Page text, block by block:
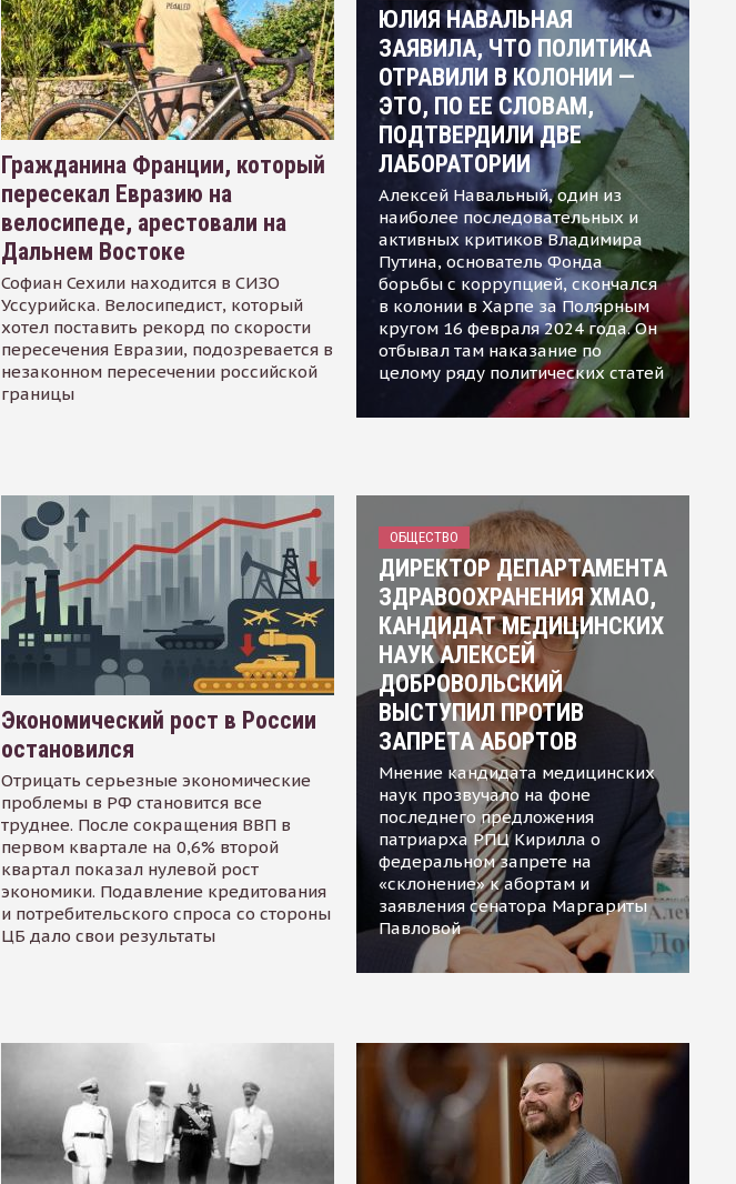
Гражданина Франции, который
пересекал Евразию на
велосипеде, арестовали на
Дальнем Востоке
Софиан Сехили находится в СИЗО
Уссурийска. Велосипедист, который
хотел поставить рекорд по скорости
пересечения Евразии, подозревается в
незаконном пересечении российской
границы
ЮЛИЯ НАВАЛЬНАЯ
ЗАЯВИЛА, ЧТО ПОЛИТИКА
ОТРАВИЛИ В КОЛОНИИ —
ЭТО, ПО ЕЕ СЛОВАМ,
ПОДТВЕРДИЛИ ДВЕ
ЛАБОРАТОРИИ
Алексей Навальный, один из
наиболее последовательных и
активных критиков Владимира
Путина, основатель Фонда
борьбы с коррупцией, скончался
в колонии в Харпе за Полярным
кругом 16 февраля 2024 года. Он
отбывал там наказание по
целому ряду политических статей
Экономический рост в России
остановился
Отрицать серьезные экономические
проблемы в РФ становится все
труднее. После сокращения ВВП в
первом квартале на 0,6% второй
квартал показал нулевой рост
экономики. Подавление кредитования
и потребительского спроса со стороны
ЦБ дало свои результаты
ОБЩЕСТВО
ДИРЕКТОР ДЕПАРТАМЕНТА
ЗДРАВООХРАНЕНИЯ ХМАО,
КАНДИДАТ МЕДИЦИНСКИХ
НАУК АЛЕКСЕЙ
ДОБРОВОЛЬСКИЙ
ВЫСТУПИЛ ПРОТИВ
ЗАПРЕТА АБОРТОВ
Мнение кандидата медицинских
наук прозвучало на фоне
последнего предложения
патриарха РПЦ Кирилла о
федеральном запрете на
«склонение» к абортам и
заявления сенатора Маргариты
Павловой